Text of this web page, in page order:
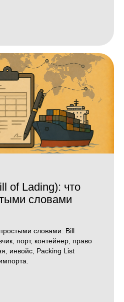
of Lading): что
словами
словами: Bill
порт, контейнер, право
инвойс, Packing List